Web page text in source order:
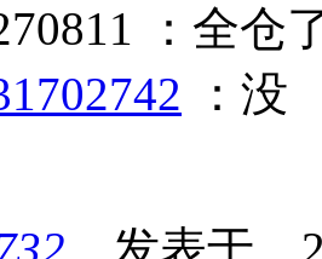
：全仓
：没
发表于